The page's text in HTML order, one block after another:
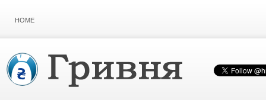
HOME